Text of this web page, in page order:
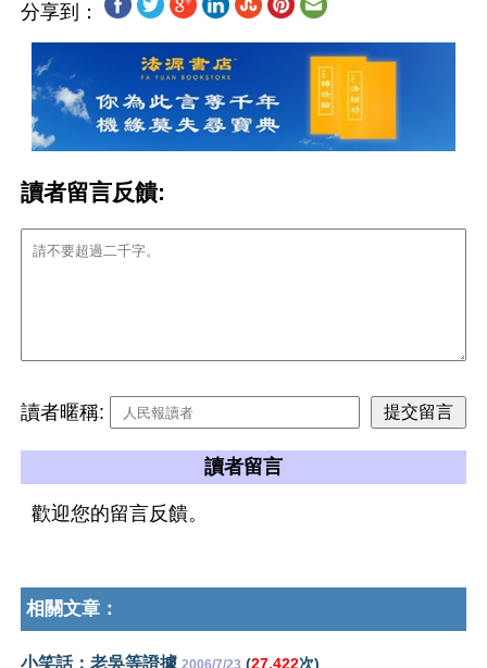
分享到：
讀者留言反饋:
讀者暱稱:
讀者留言
歡迎您的留言反饋。
相關文章：
小笑話：老吳等證據 2006/7/23 (27,422次)